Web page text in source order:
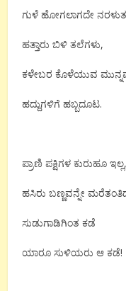
ಗುಳೆ ಹೋಗಲಾಗದೇ
ಹತ್ತಾರು ಬಿಳಿ ತಲೆಗಳು,
ಕಳೇಬರ ಕೊಳೆಯುವ
ಹದ್ದುಗಳಿಗೆ ಹಬ್ಬದೂಟ.
ಪ್ರಾಣಿ ಪಕ್ಷಿಗಳ ಕುರುಹೂ ಇಲ್ಲ,
ಹಸಿರು ಬಣ್ಣವನ್ನೇ
ಸುಡುಗಾಡಿಗಿಂತ ಕಡೆ
ಯಾರೂ ಸುಳಿಯರು ಆ ಕಡೆ!